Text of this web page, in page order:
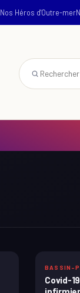
Nos Héros d'Outre-mer
BASSIN-
Covid-